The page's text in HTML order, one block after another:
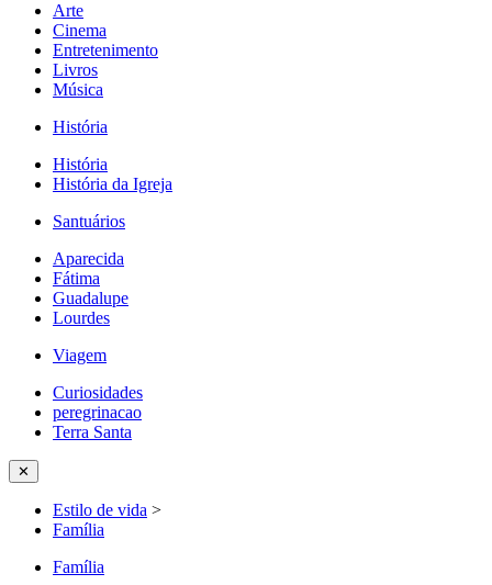
Arte
Cinema
Entretenimento
Livros
Música
História
História
História da Igreja
Santuários
Aparecida
Fátima
Guadalupe
Lourdes
Viagem
Curiosidades
peregrinacao
Terra Santa
✕
Estilo de vida >
Família
Família